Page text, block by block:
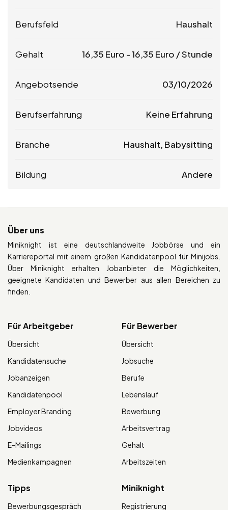
Berufsfeld Haushalt
Gehalt 16,35 Euro -16,35 Euro / Stunde
Angebotsende 03/10/2026
Berufserfahrung Keine Erfahrung
Branche Haushalt, Babysitting
Bildung Andere
Über uns
Miniknight ist eine deutschlandweite Jobbörse und ein
Karriereportal mit einem großen Kandidatenpool für Minijobs.
Über Miniknight erhalten Jobanbieter die Möglichkeiten,
geeignete Kandidaten und Bewerber aus allen Bereichen zu
finden.
Für Arbeitgeber
Übersicht
Kandidatensuche
Jobanzeigen
Kandidatenpool
Employer Branding
Jobvideos
E-Mailings
Medienkampagnen
Für Bewerber
Übersicht
Jobsuche
Berufe
Lebenslauf
Bewerbung
Arbeitsvertrag
Gehalt
Arbeitszeiten
Tipps
Bewerbungsgespräch
Miniknight
Registrierung